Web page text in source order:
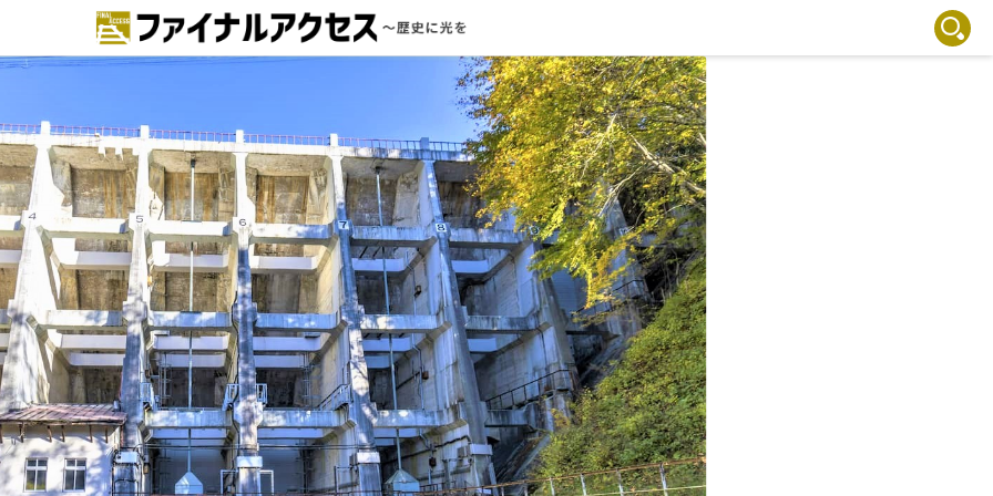
ファイナルアクセスとは
メディアの編集方針とコンテンツポ
リシー
プライバシーポリシー
お問合せ
免責事項
不具合・報告事項